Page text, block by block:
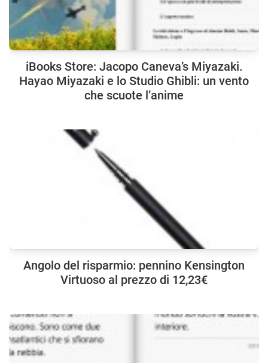
iBooks Store: Jacopo Caneva’s Miyazaki.
Hayao Miyazaki e lo Studio Ghibli: un vento
che scuote l’anime
Angolo del risparmio: pennino Kensington
Virtuoso al prezzo di 12,23€